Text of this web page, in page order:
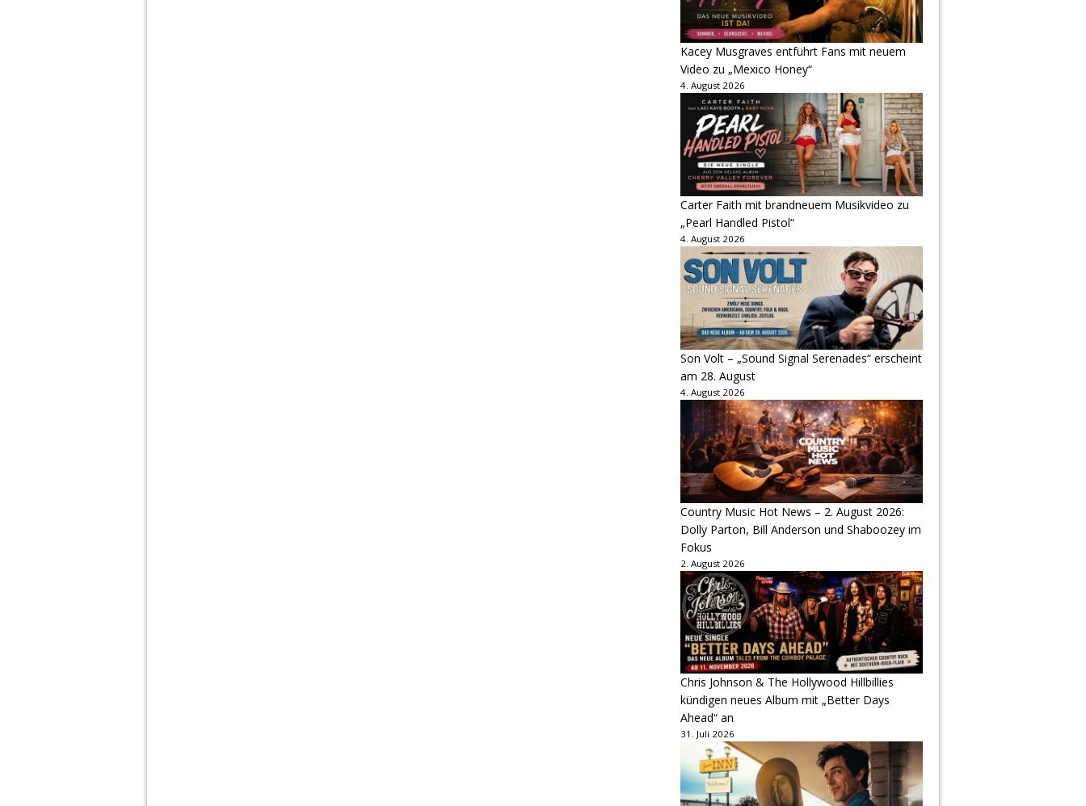
Kacey Musgraves entführt Fans mit neuem
Video zu „Mexico Honey“
4. August 2026
Carter Faith mit brandneuem Musikvideo zu
„Pearl Handled Pistol“
4. August 2026
Son Volt – „Sound Signal Serenades“ erscheint
am 28. August
4. August 2026
Country Music Hot News – 2. August 2026:
Dolly Parton, Bill Anderson und Shaboozey im
Fokus
2. August 2026
Chris Johnson & The Hollywood Hillbillies
kündigen neues Album mit „Better Days
Ahead“ an
31. Juli 2026